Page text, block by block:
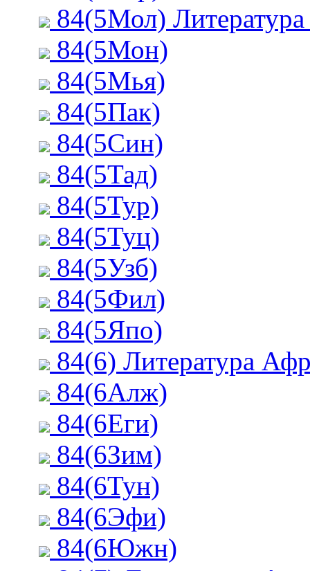
84(5Мол)
84(5Мон)
84(5Мья)
84(5Пак)
84(5Син)
84(5Тад)
84(5Тур)
84(5Туц)
84(5Узб)
84(5Фил)
84(5Япо)
84(6) Литература
84(6Алж)
84(6Еги)
84(6Зим)
84(6Тун)
84(6Эфи)
84(6Южн)